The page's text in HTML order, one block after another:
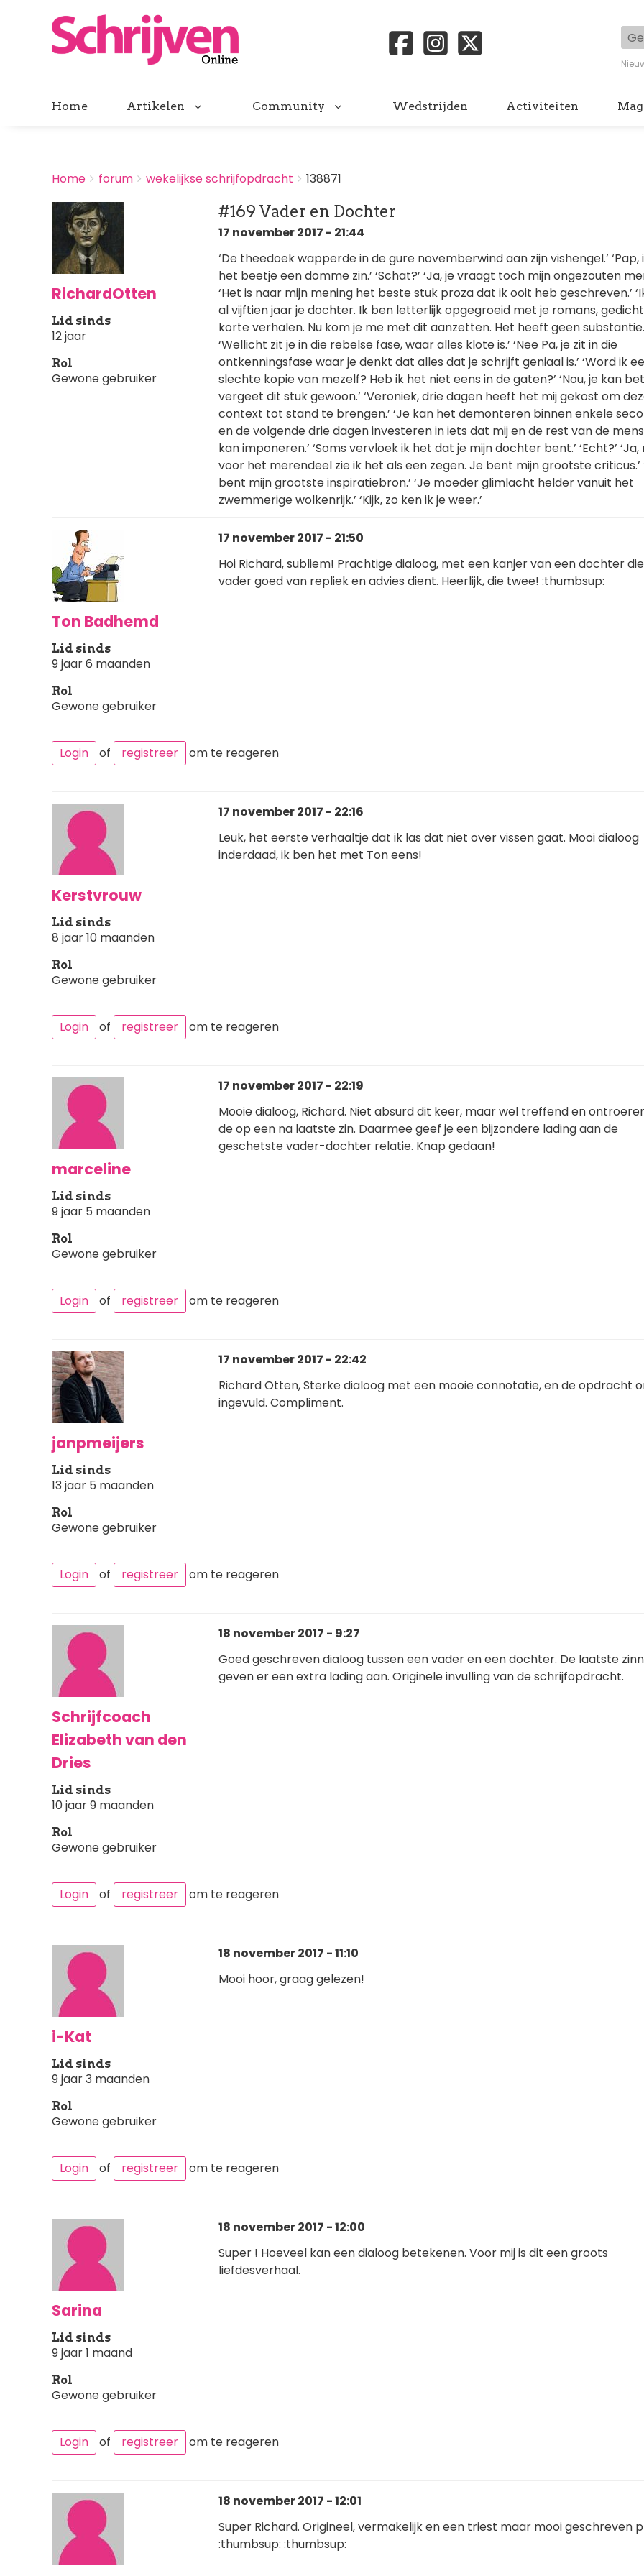
Home Artikelen Community Wedstrijden Activiteiten
BREADCRUMBS
You
here:
Home forum wekelijkse schrijfopdracht 138871
RichardOtten
Lid sinds
12 jaar
Rol
Gewone gebruiker
#169 Vader en Dochter
17 november 2017 - 21:44
‘De theedoek wapperde in de gure novemberwind aan zijn vishengel.’ ‘Pap,
het beetje een domme zin.’ ‘Schat?’ ‘Ja, je vraagt toch mijn ongezouten
‘Het is naar mijn mening het beste stuk proza dat ik ooit heb geschreven.’
al vijftien jaar je dochter. Ik ben letterlijk opgegroeid met je romans,
korte verhalen. Nu kom je me met dit aanzetten. Het heeft geen
‘Wellicht zit je in die rebelse fase, waar alles klote is.’ ‘Nee Pa, je zit in die
ontkenningsfase waar je denkt dat alles dat je schrijft geniaal is.’ ‘Word ik
slechte kopie van mezelf? Heb ik het niet eens in de gaten?’ ‘Nou, je kan
vergeet dit stuk gewoon.’ ‘Veroniek, drie dagen heeft het mij gekost om
context tot stand te brengen.’ ‘Je kan het demonteren binnen enkele
en de volgende drie dagen investeren in iets dat mij en de rest van de
kan imponeren.’ ‘Soms vervloek ik het dat je mijn dochter bent.’ ‘Echt?’
voor het merendeel zie ik het als een zegen. Je bent mijn grootste criticus.’
bent mijn grootste inspiratiebron.’ ‘Je moeder glimlacht helder vanuit het
zwemmerige wolkenrijk.’ ‘Kijk, zo ken ik je weer.’
Ton Badhemd
Lid sinds
9 jaar 6 maanden
Rol
Gewone gebruiker
17 november 2017 - 21:50
Hoi Richard, subliem! Prachtige dialoog, met een kanjer van een dochter
vader goed van repliek en advies dient. Heerlijk, die twee! :thumbsup:
Login of registreer om te reageren
Kerstvrouw
Lid sinds
8 jaar 10 maanden
Rol
Gewone gebruiker
17 november 2017 - 22:16
Leuk, het eerste verhaaltje dat ik las dat niet over vissen gaat. Mooi dialoog
inderdaad, ik ben het met Ton eens!
Login of registreer om te reageren
marceline
Lid sinds
9 jaar 5 maanden
Rol
Gewone gebruiker
17 november 2017 - 22:19
Mooie dialoog, Richard. Niet absurd dit keer, maar wel treffend en
de op een na laatste zin. Daarmee geef je een bijzondere lading aan de
geschetste vader-dochter relatie. Knap gedaan!
Login of registreer om te reageren
janpmeijers
Lid sinds
13 jaar 5 maanden
Rol
Gewone gebruiker
17 november 2017 - 22:42
Richard Otten, Sterke dialoog met een mooie connotatie, en de opdracht
ingevuld. Compliment.
Login of registreer om te reageren
Schrijfcoach
Elizabeth van den
Dries
Lid sinds
10 jaar 9 maanden
Rol
Gewone gebruiker
18 november 2017 - 9:27
Goed geschreven dialoog tussen een vader en een dochter. De laatste
geven er een extra lading aan. Originele invulling van de schrijfopdracht.
Login of registreer om te reageren
i-Kat
Lid sinds
9 jaar 3 maanden
Rol
Gewone gebruiker
18 november 2017 - 11:10
Mooi hoor, graag gelezen!
Login of registreer om te reageren
Sarina
Lid sinds
9 jaar 1 maand
Rol
Gewone gebruiker
18 november 2017 - 12:00
Super ! Hoeveel kan een dialoog betekenen. Voor mij is dit een groots
liefdesverhaal.
Login of registreer om te reageren
18 november 2017 - 12:01
Super Richard. Origineel, vermakelijk en een triest maar mooi geschreven
:thumbsup: :thumbsup: